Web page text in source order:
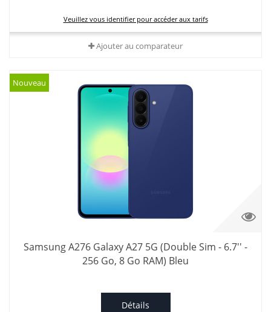
Veuillez vous identifier pour accéder aux tarifs
Ajouter au comparateur
Nouveau
Samsung A276 Galaxy A27 5G (Double Sim - 6.7'' -
256 Go, 8 Go RAM) Bleu
Détails